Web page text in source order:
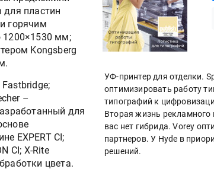
для пластин
горячим
1200×1530 мм;
Kongsberg
–
для
EXPERT CI;
CI; X-Rite
цвета.
УФ-принтер для отделки.
оптимизировать работу
типографий к
Вторая жизнь рекламного
вас нет гибрида. Vorey
партнеров. У Hyde в
решений.